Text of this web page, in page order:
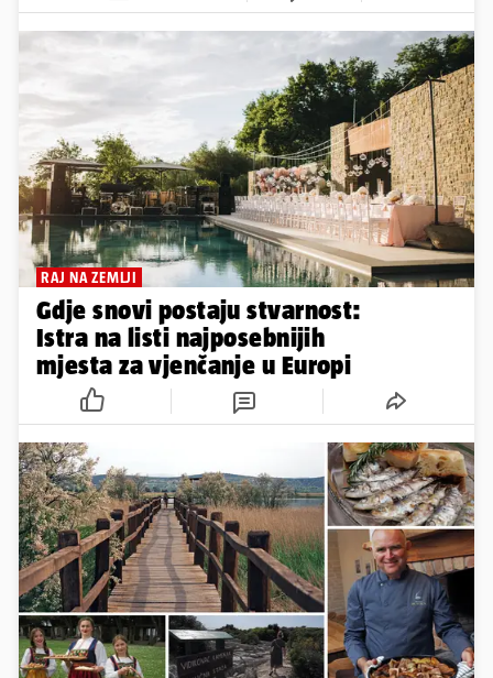
RAJ NA ZEMLJI
Gdje snovi postaju stvarnost:
Istra na listi najposebnijih
mjesta za vjenčanje u Europi